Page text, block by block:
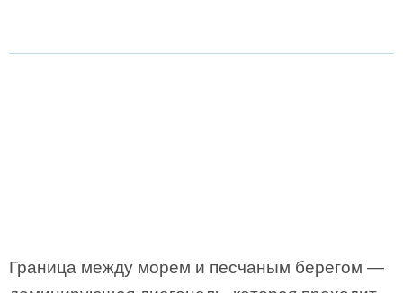
Граница между морем и песчаным берегом —